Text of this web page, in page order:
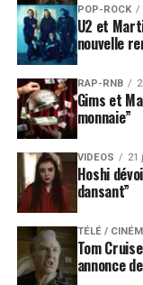
POP-ROCK
U2 et
nouvelle
RAP-RNB
Gims et
monnaie”
VIDEOS 21
Hoshi
dansant”
TÉLÉ /
Tom
annonce